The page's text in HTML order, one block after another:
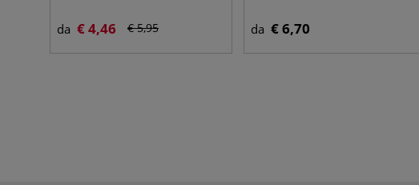
da € 4,46 € 5,95 da € 6,70